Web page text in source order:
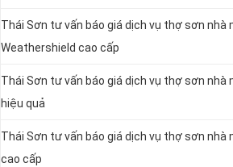
Thái Sơn tư vấn báo giá dịch vụ thợ sơn
Weathershield cao cấp
Thái Sơn tư vấn báo giá dịch vụ thợ sơn
hiệu quả
Thái Sơn tư vấn báo giá dịch vụ thợ sơn
cao cấp